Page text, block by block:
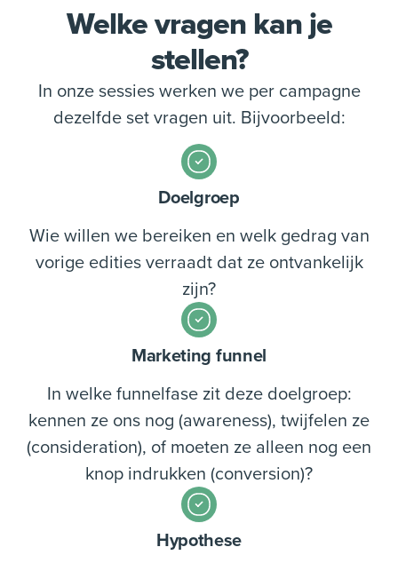
Welke vragen kan je
stellen?
In onze sessies werken we per campagne
dezelfde set vragen uit. Bijvoorbeeld:
Doelgroep
Wie willen we bereiken en welk gedrag van
vorige edities verraadt dat ze ontvankelijk
zijn?
Marketing funnel
In welke funnelfase zit deze doelgroep:
kennen ze ons nog (awareness), twijfelen ze
(consideration), of moeten ze alleen nog een
knop indrukken (conversion)?
Hypothese